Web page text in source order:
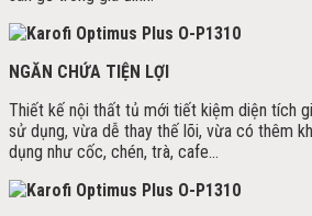
NGĂN CHỨA TIỆN LỢI
Thiết kế nội thất tủ mới tiết kiệm diện tích
sử dụng, vừa dễ thay thế lõi, vừa có thêm
dụng như cốc, chén, trà, cafe…